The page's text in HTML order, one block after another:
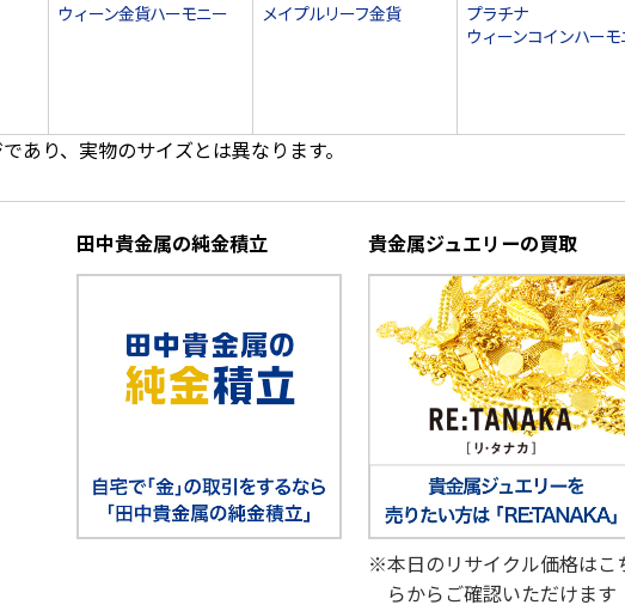
ウィーン金貨ハーモニー メイプルリーフ金貨
プラチナ
ウィーンコインハー
り、実物のサイズとは異なります。
田中貴金属の純金積立 貴金属ジュエリーの買取
※本日のリサイクル価格はこ
らからご確認いただけます